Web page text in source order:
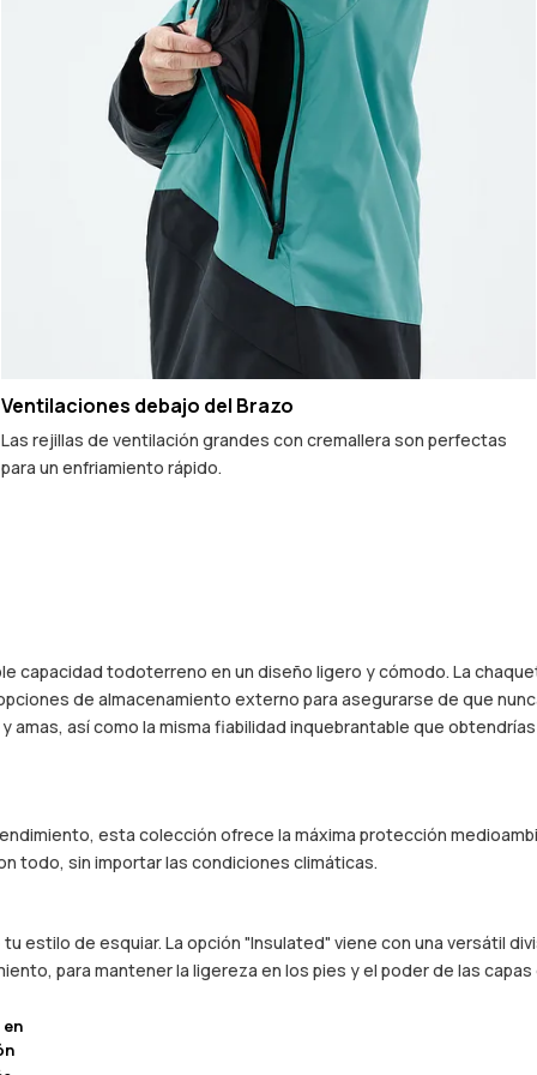
Ventilaciones debajo del Brazo
Las rejillas de ventilación grandes con cremallera son perfectas
para un enfriamiento rápido.
capacidad todoterreno en un diseño ligero y cómodo. La
de almacenamiento externo para asegurarse de que
así como la misma fiabilidad inquebrantable que
esta colección ofrece la máxima protección
todo, sin importar las condiciones climáticas.
estilo de esquiar. La opción "Insulated" viene con una versátil
para mantener la ligereza en los pies y el poder de las capas